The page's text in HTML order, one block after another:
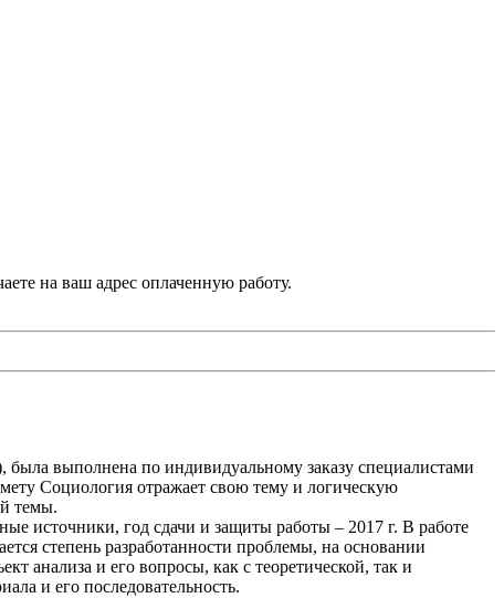
на ваш адрес оплаченную работу.
была выполнена по индивидуальному заказу специалистами
Социология отражает свою тему и логическую
темы.
источники, год сдачи и защиты работы – 2017 г. В работе
степень разработанности проблемы, на основании
анализа и его вопросы, как с теоретической, так и
и его последовательность.